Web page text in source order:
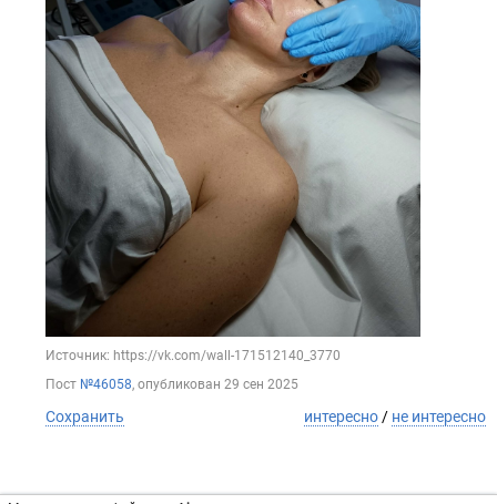
Источник: https://vk.com/wall-171512140_3770
Пост №46058, опубликован 29 сен 2025
Сохранить интересно / не интересно